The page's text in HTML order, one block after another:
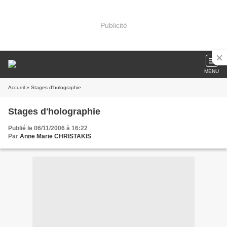
Publicité
MENU
Accueil » Stages d'holographie
Stages d'holographie
Publié le 06/11/2006 à 16:22
Par Anne Marie CHRISTAKIS